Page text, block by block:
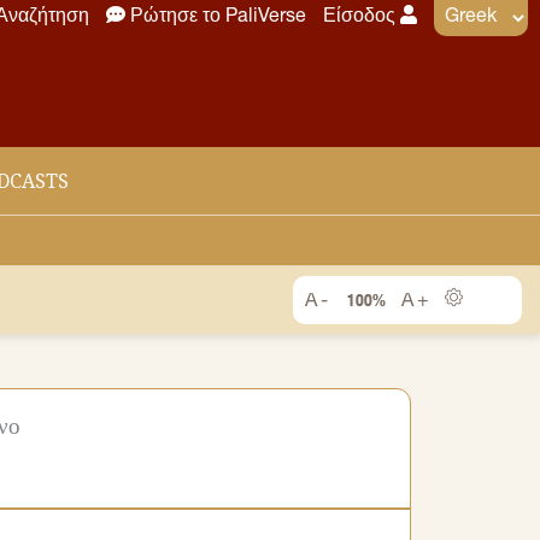
Ρώτησε το PaliVerse Είσοδος
100%